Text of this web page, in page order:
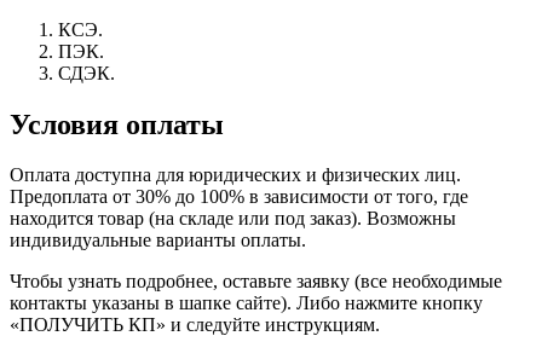
КСЭ.
ПЭК.
СДЭК.
Условия оплаты
Оплата доступна для юридических и физических лиц.
Предоплата от 30% до 100% в зависимости от того, где
находится товар (на складе или под заказ). Возможны
индивидуальные варианты оплаты.
Чтобы узнать подробнее, оставьте заявку (все необходимые
контакты указаны в шапке сайте). Либо нажмите кнопку
«ПОЛУЧИТЬ КП» и следуйте инструкциям.